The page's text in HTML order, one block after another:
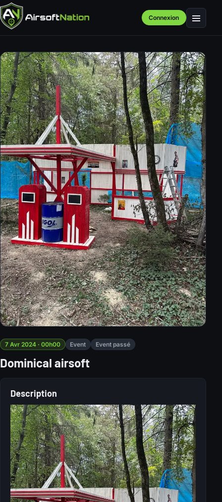
Connexion Menu
7 Avr 2024 · 00h00 Event Event passé
Dominical airsoft
Description